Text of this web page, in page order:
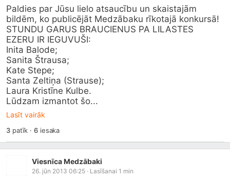
Paldies par Jūsu lielo atsaucību un skaistajām
bildēm, ko publicējāt Medzābaku rīkotajā konkursā!
STUNDU GARUS BRAUCIENUS PA LILASTES
EZERU IR IEGUVUŠI:
Inita Balode;
Sanita Štrausa;
Kate Stepe;
Santa Zeltiņa (Strause);
Laura Kristīne Kulbe.
Lūdzam izmantot šo...
Lasīt vairāk
3patīk ·6iesaka
Viesnīca Medzābaki
26. jūn 2013 06:25 · Lasīšanai 1 min